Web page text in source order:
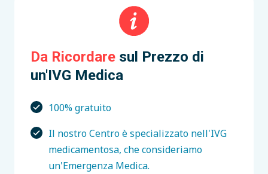
Da Ricordare sul Prezzo di
un'IVG Medica
100% gratuito
Il nostro Centro è specializzato nell'IVG
medicamentosa, che consideriamo
un'Emergenza Medica.